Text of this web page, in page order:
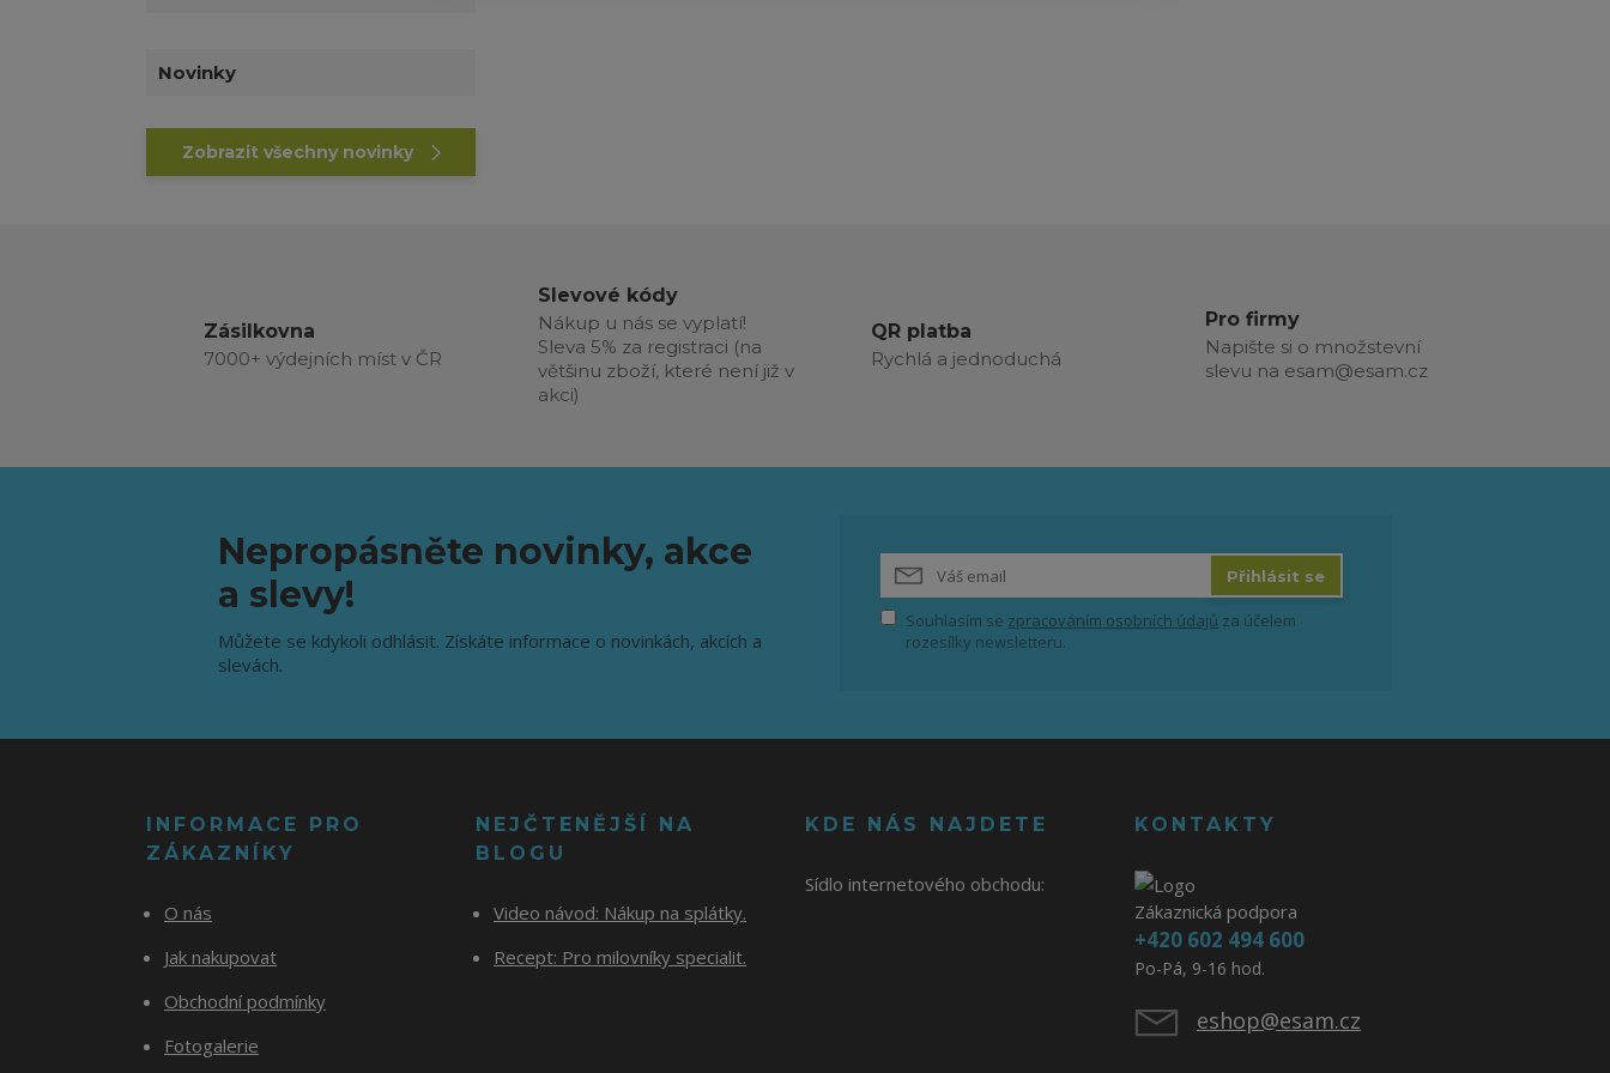
Novinky
Zobrazit všechny novinky
Zásilkovna
7000+ výdejních míst v ČR
Slevové kódy
Nákup u nás se vyplatí!
Sleva 5% za registraci (na
většinu zboží, které není již v
akci)
QR platba
Rychlá a jednoduchá
Pro firmy
Napište si o množstevní
slevu na esam@esam.cz
Nepropásněte novinky, akce
a slevy!
Můžete se kdykoli odhlásit. Získáte informace o novinkách, akcích a
slevách.
Přihlásit se
Souhlasím se zpracováním osobních údajů za účelem
rozesílky newsletteru.
INFORMACE PRO
ZÁKAZNÍKY
O nás
Jak nakupovat
Obchodní podmínky
Fotogalerie
NEJČTENĚJŠÍ NA
BLOGU
Video návod: Nákup na splátky.
Recept: Pro milovníky specialit.
KDE NÁS NAJDETE
Sídlo internetového obchodu:
KONTAKTY
Zákaznická podpora
+420 602 494 600
Po-Pá, 9-16 hod.
eshop@esam.cz